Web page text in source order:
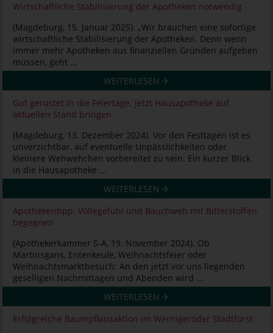
Wirtschaftliche Stabilisierung der Apotheken notwendig
(Magdeburg, 15. Januar 2025). „Wir brauchen eine sofortige
wirtschaftliche Stabilisierung der Apotheken. Denn wenn
immer mehr Apotheken aus finanziellen Gründen aufgeben
müssen, geht ...
WEITERLESEN
Gut gerüstet in die Feiertage: Jetzt Hausapotheke auf
aktuellen Stand bringen
(Magdeburg, 13. Dezember 2024). Vor den Festtagen ist es
unverzichtbar, auf eventuelle Unpässlichkeiten oder
kleinere Wehwehchen vorbereitet zu sein. Ein kurzer Blick
in die Hausapotheke ...
WEITERLESEN
Apothekentipp: Völlegefühl und Bauchweh mit Bitterstoffen
begegnen
(Apothekerkammer S-A, 19. November 2024). Ob
Martinsgans, Entenkeule, Weihnachtsfeier oder
Weihnachtsmarktbesuch: An den jetzt vor uns liegenden
geselligen Nachmittagen und Abenden wird ...
WEITERLESEN
Erfolgreiche Baumpflanzaktion im Wernigeröder Stadtforst